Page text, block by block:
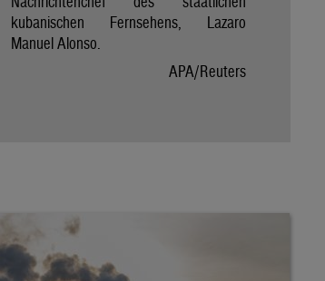
kubanischen Fernsehens, Lazaro
Manuel Alonso.
APA/Reuters